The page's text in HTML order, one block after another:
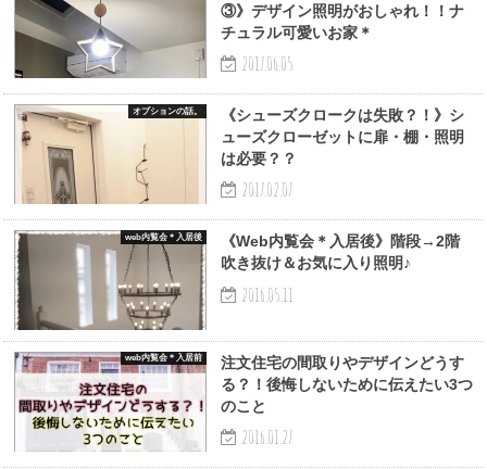
③》デザイン照明がおしゃれ！！ナ
チュラル可愛いお家＊
2017.06.05
オプションの話。
《シューズクロークは失敗？！》シ
ューズクローゼットに扉・棚・照明
は必要？？
2017.02.07
web内覧会＊入居後
《Web内覧会＊入居後》階段→2階
吹き抜け＆お気に入り照明♪
2016.05.11
web内覧会＊入居前
注文住宅の間取りやデザインどうす
る？！後悔しないために伝えたい3つ
のこと
2016.01.27